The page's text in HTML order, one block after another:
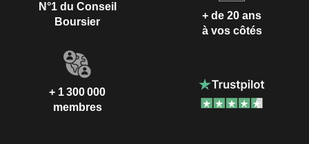
N°1 du Conseil
Boursier
+ de 20 ans
à vos côtés
+ 1 300 000
membres